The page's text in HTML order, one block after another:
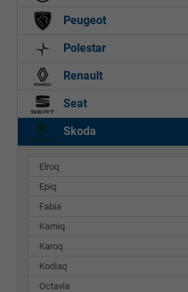
Peugeot
Polestar
Renault
Seat
Skoda
Elroq
Epiq
Fabia
Kamiq
Karoq
Kodiaq
Octavia